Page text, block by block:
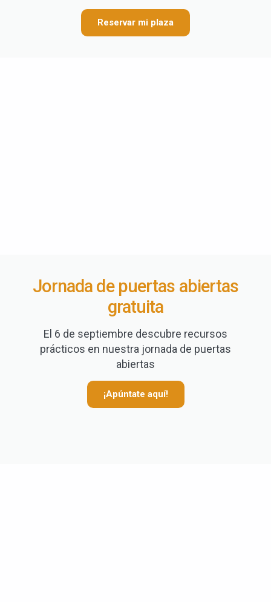
Reservar mi plaza
Jornada de puertas abiertas
gratuita
El 6 de septiembre descubre recursos
prácticos en nuestra jornada de puertas
abiertas
¡Apúntate aquí!